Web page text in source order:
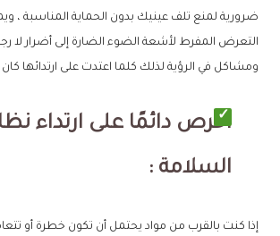
ضرورية لمنع تلف عينيك بدون الحماية المناسبة ،
التعرض المفرط لأشعة الضوء الضارة إلى أضرار لا
ومشاكل في الرؤية لذلك كلما اعتدت على ارتدائها
احرص دائمًا على ارتداء
السلامة :
إذا كنت بالقرب من مواد يحتمل أن تكون خطرة أو